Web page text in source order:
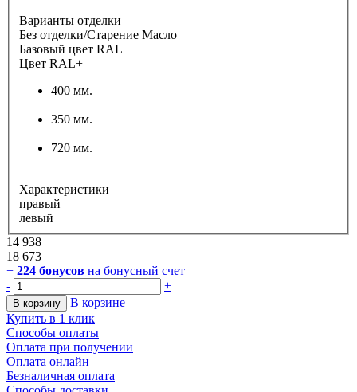
Варианты отделки
Без отделки/Старение Масло
Базовый цвет RAL
Цвет RAL+
400 мм.
350 мм.
720 мм.
Характеристики
правый
левый
14 938
18 673
+ 224 бонусов на бонусный счет
-
+
В корзину
В корзине
Купить в 1 клик
Способы оплаты
Оплата при получении
Оплата онлайн
Безналичная оплата